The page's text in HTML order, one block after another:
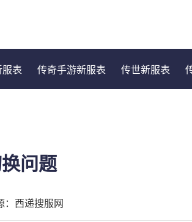
服表 传奇手游新服表 传世新服表
问题
：西递搜服网